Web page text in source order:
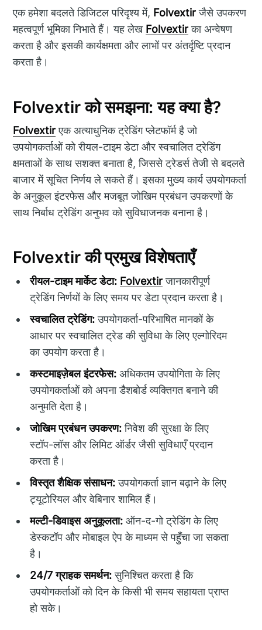
एक हमेशा बदलते डिजिटल परिदृश्य में, Folvextirजैसे उपकरण
महत्वपूर्ण भूमिका निभाते हैं। यह लेख Folvextirका अन्वेषण
करता है और इसकी कार्यक्षमता और लाभों पर अंतर्दृष्टि प्रदान
करता है।
Folvextir को समझना: यह क्या है?
Folvextirएक अत्याधुनिक ट्रेडिंग प्लेटफॉर्म है जो
उपयोगकर्ताओं को रीयल-टाइम डेटा और स्वचालित ट्रेडिंग
क्षमताओं के साथ सशक्त बनाता है, जिससे ट्रेडर्स तेजी से बदलते
बाजार में सूचित निर्णय ले सकते हैं। इसका मुख्य कार्य उपयोगकर्ता
के अनुकूल इंटरफेस और मजबूत जोखिम प्रबंधन उपकरणों के
साथ निर्बाध ट्रेडिंग अनुभव को सुविधाजनक बनाना है।
Folvextir की प्रमुख विशेषताएँ
रीयल-टाइम मार्केट डेटा: Folvextirजानकारीपूर्ण
ट्रेडिंग निर्णयों के लिए समय पर डेटा प्रदान करता है।
स्वचालित ट्रेडिंग:उपयोगकर्ता-परिभाषित मानकों के
आधार पर स्वचालित ट्रेड की सुविधा के लिए एल्गोरिदम
का उपयोग करता है।
कस्टमाइज़ेबल इंटरफेस: अधिकतम उपयोगिता के लिए
उपयोगकर्ताओं को अपना डैशबोर्ड व्यक्तिगत बनाने की
अनुमति देता है।
जोखिम प्रबंधन उपकरण:निवेश की सुरक्षा के लिए
स्टॉप-लॉस और लिमिट ऑर्डर जैसी सुविधाएँ प्रदान
करता है।
विस्तृत शैक्षिक संसाधन:उपयोगकर्ता ज्ञान बढ़ाने के लिए
ट्यूटोरियल और वेबिनार शामिल हैं।
मल्टी-डिवाइस अनुकूलता: ऑन-द-गो ट्रेडिंग के लिए
डेस्कटॉप और मोबाइल ऐप के माध्यम से पहुँचा जा सकता
है।
24/7 ग्राहक समर्थन:सुनिश्चित करता है कि
उपयोगकर्ताओं को दिन के किसी भी समय सहायता प्राप्त
हो सके।